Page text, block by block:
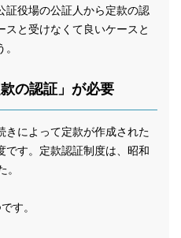
証役場の公証人から定款の認
と受けなくて良いケースと
の認証」が必要
きによって定款が作成された
です。定款認証制度は、昭和
す。